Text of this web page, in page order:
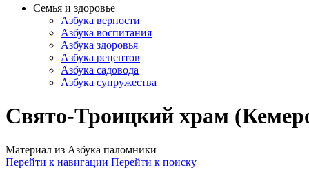
Семья и здоровье
Азбука верности
Азбука воспитания
Азбука здоровья
Азбука рецептов
Азбука садовода
Азбука супружества
Свято-Троицкий храм
Материал из Азбука паломники
Перейти к навигации Перейти к поиску